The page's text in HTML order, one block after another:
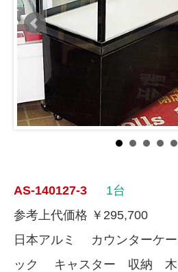
AS-140127-3
1台
参考上代価格 ￥295,700
日本アルミ カウンター
ック キャスター 収納